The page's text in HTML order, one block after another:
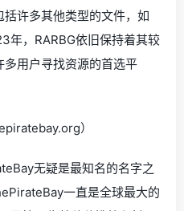
许多其他类型的文件，如
年，RARBG依旧保持着其较
用户寻找资源的首选平
）
无疑是最知名的名字之
一直是全球最大的